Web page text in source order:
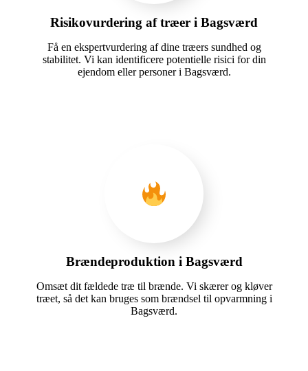
Risikovurdering af træer i Bagsværd
Få en ekspertvurdering af dine træers sundhed og
stabilitet. Vi kan identificere potentielle risici for din
ejendom eller personer i Bagsværd.
Brændeproduktion i Bagsværd
Omsæt dit fældede træ til brænde. Vi skærer og kløver
træet, så det kan bruges som brændsel til opvarmning i
Bagsværd.